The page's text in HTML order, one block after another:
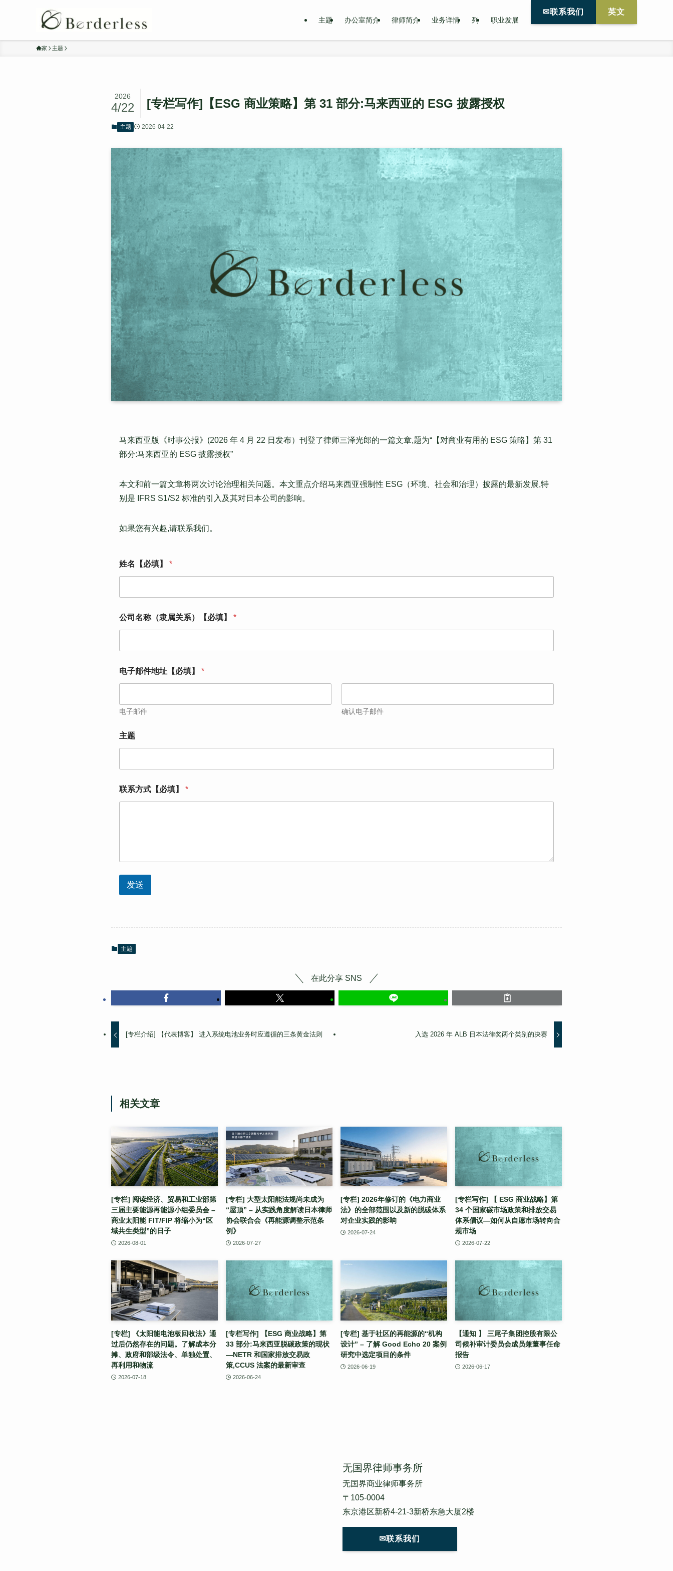
主题 办公室简介 律师简介 业务详情 列 职业发展
✉联系我们 英文
家 主题
[专栏写作]【ESG 商业策略】第 31 部分:马来西亚的 ESG 披露授权
2026
4/22
主题 2026-04-22
马来西亚版《时事公报》(2026 年 4 月 22 日发布）刊登了律师三泽光郎的一篇文章,题为“【对商业有用的 ESG 策略】第 31
部分:马来西亚的 ESG 披露授权”
本文和前一篇文章将两次讨论治理相关问题。本文重点介绍马来西亚强制性 ESG（环境、社会和治理）披露的最新发展,特
别是 IFRS S1/S2 标准的引入及其对日本公司的影响。
如果您有兴趣,请联系我们。
姓名【必填】 *
公司名称（隶属关系）【必填】 *
电子邮件地址【必填】 *
电子邮件 确认电子邮件
系
方
填
】
*
主题
联系方式【必填】 *
发送
主题
在此分享 SNS
[专栏介绍] 【代表博客】 进入系统电池业务时应遵循的三条黄金法则 入选 2026 年 ALB 日本法律奖两个类别的决赛
相关文章
[专栏] 阅读经济、贸易和工业部第
三届主要能源再能源小组委员会 –
商业太阳能 FIT/FIP 将缩小为“区
域共生类型”的日子
2026-08-01
[专栏] 大型太阳能法规尚未成为
“屋顶” – 从实践角度解读日本律师
协会联合会《再能源调整示范条
例》
2026-07-27
[专栏] 2026年修订的《电力商业
法》的全部范围以及新的脱碳体系
对企业实践的影响
2026-07-24
[专栏写作] 【 ESG 商业战略】第
34 个国家碳市场政策和排放交易
体系倡议—如何从自愿市场转向合
规市场
2026-07-22
[专栏] 《太阳能电池板回收法》通
过后仍然存在的问题。了解成本分
摊、政府和部级法令、单独处置、
再利用和物流
2026-07-18
[专栏写作] 【ESG 商业战略】第
33 部分:马来西亚脱碳政策的现状
—NETR 和国家排放交易政
策,CCUS 法案的最新审查
2026-06-24
[专栏] 基于社区的再能源的“机构
设计” – 了解 Good Echo 20 案例
研究中选定项目的条件
2026-06-19
【通知 】 三尾子集团控股有限公
司候补审计委员会成员兼董事任命
报告
2026-06-17
无国界律师事务所
无国界商业律师事务所
〒105-0004
东京港区新桥4-21-3新桥东急大厦2楼
✉联系我们